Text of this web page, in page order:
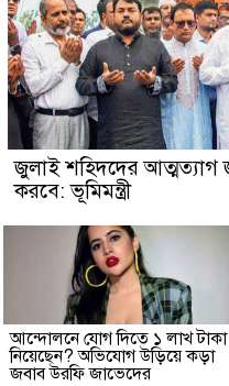
জুলাই শহিদদের আত্মত্যাগ
করবে: ভূমিমন্ত্রী
আন্দোলনে যোগ দিতে ১ লাখ টাকা
নিয়েছেন? অভিযোগ উড়িয়ে কড়া
জবাব উরফি জাভেদের